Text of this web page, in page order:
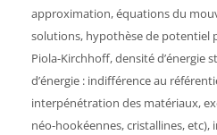
approximation, équations du
solutions, hypothèse de potentiel
Piola-Kirchhoff, densité d’énergie
d’énergie : indifférence au
interpénétration des matériaux,
néo-hookéennes, cristallines,